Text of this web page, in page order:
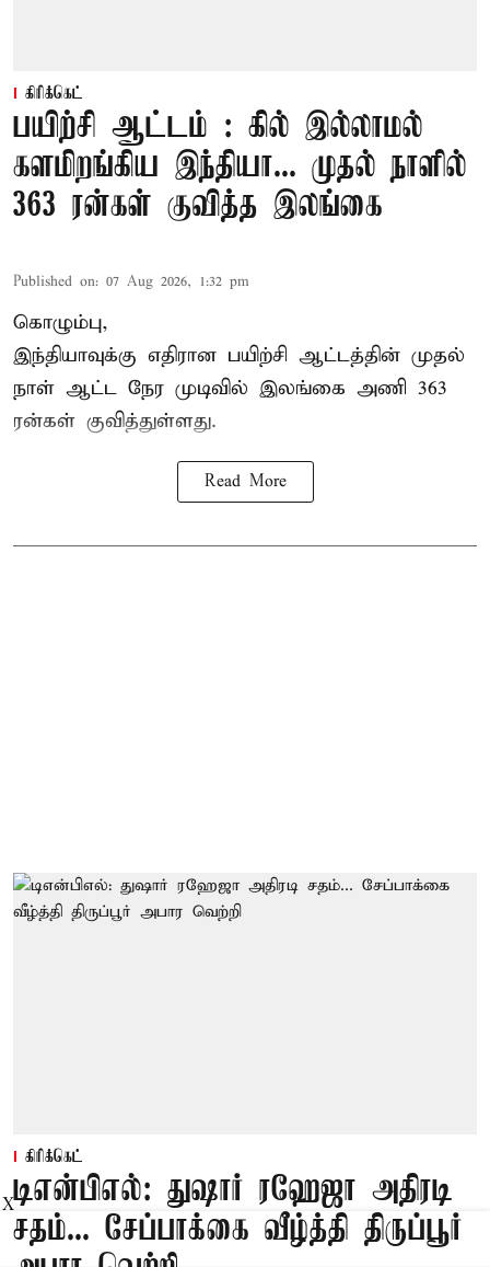
கிரிக்கெட்
பயிற்சி ஆட்டம் : கில் இல்லாமல்
களமிறங்கிய இந்தியா... முதல் நாளில்
363 ரன்கள் குவித்த இலங்கை
Published on: 07 Aug 2026, 1:32 pm
கொழும்பு,
இந்தியாவுக்கு எதிரான பயிற்சி ஆட்டத்தின் முதல்
நாள் ஆட்ட நேர முடிவில் இலங்கை அணி 363
ரன்கள் குவித்துள்ளது.
Read More
கிரிக்கெட்
டிஎன்பிஎல்: துஷார் ரஹேஜா அதிரடி
சதம்... சேப்பாக்கை வீழ்த்தி திருப்பூர்
X